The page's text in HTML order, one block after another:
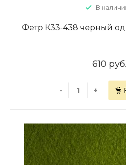
В
Фетр К33-438 черный
610 руб.
- +